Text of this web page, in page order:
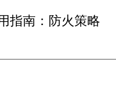
指南：防火策略